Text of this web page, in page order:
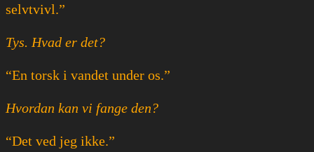
selvtvivl.”
Tys. Hvad er det?
“En torsk i vandet under os.”
Hvordan kan vi fange den?
“Det ved jeg ikke.”